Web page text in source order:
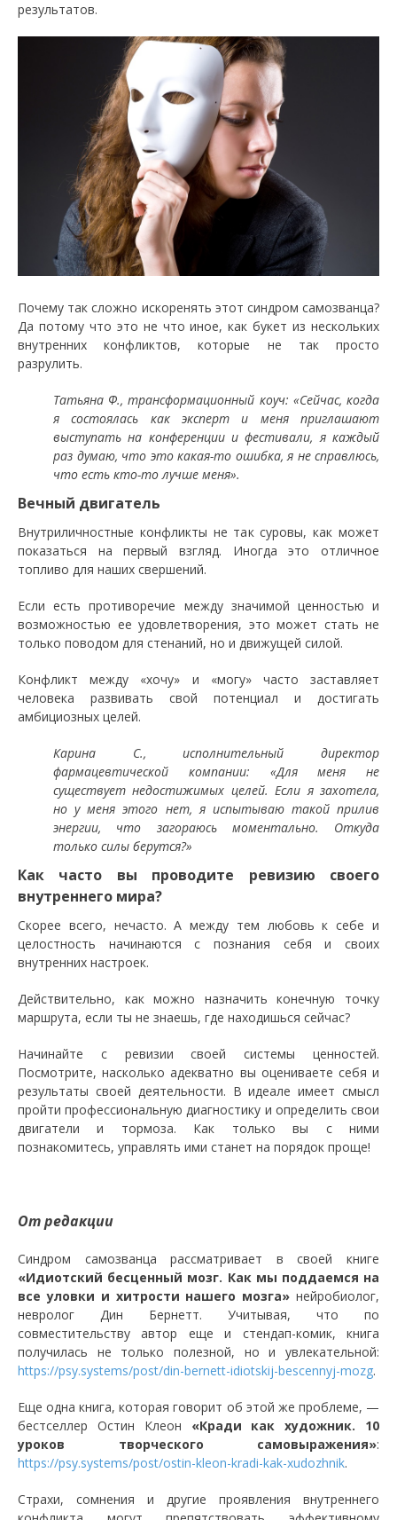
результатов.
Почему так сложно искоренять этот синдром самозванца?
Да потому что это не что иное, как букет из нескольких
внутренних конфликтов, которые не так просто
разрулить.
Татьяна Ф., трансформационный коуч: «Сейчас, когда
я состоялась как эксперт и меня приглашают
выступать на конференции и фестивали, я каждый
раз думаю, что это какая-то ошибка, я не справлюсь,
что есть кто-то лучше меня».
Вечный двигатель
Внутриличностные конфликты не так суровы, как может
показаться на первый взгляд. Иногда это отличное
топливо для наших свершений.
Если есть противоречие между значимой ценностью и
возможностью ее удовлетворения, это может стать не
только поводом для стенаний, но и движущей силой.
Конфликт между «хочу» и «могу» часто заставляет
человека развивать свой потенциал и достигать
амбициозных целей.
Карина С., исполнительный директор
фармацевтической компании: «Для меня не
существует недостижимых целей. Если я захотела,
но у меня этого нет, я испытываю такой прилив
энергии, что загораюсь моментально. Откуда
только силы берутся?»
Как часто вы проводите ревизию своего
внутреннего мира?
Скорее всего, нечасто. А между тем любовь к себе и
целостность начинаются с познания себя и своих
внутренних настроек.
Действительно, как можно назначить конечную точку
маршрута, если ты не знаешь, где находишься сейчас?
Начинайте с ревизии своей системы ценностей.
Посмотрите, насколько адекватно вы оцениваете себя и
результаты своей деятельности. В идеале имеет смысл
пройти профессиональную диагностику и определить свои
двигатели и тормоза. Как только вы с ними
познакомитесь, управлять ими станет на порядок проще!
От редакции
Синдром самозванца рассматривает в своей книге
«Идиотский бесценный мозг. Как мы поддаемся на
все уловки и хитрости нашего мозга» нейробиолог,
невролог Дин Бернетт. Учитывая, что по
совместительству автор еще и стендап-комик, книга
получилась не только полезной, но и увлекательной:
https://psy.systems/post/din-bernett-idiotskij-bescennyj-mozg.
Еще одна книга, которая говорит об этой же проблеме, —
бестселлер Остин Клеон «Кради как художник. 10
уроков творческого самовыражения»:
https://psy.systems/post/ostin-kleon-kradi-kak-xudozhnik.
Страхи, сомнения и другие проявления внутреннего